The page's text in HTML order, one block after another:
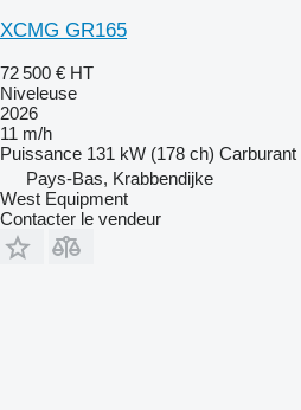
XCMG GR165
72 500 € HT
Niveleuse
2026
11 m/h
Puissance 131 kW (178 ch) Carburant
Pays-Bas, Krabbendijke
West Equipment
Contacter le vendeur